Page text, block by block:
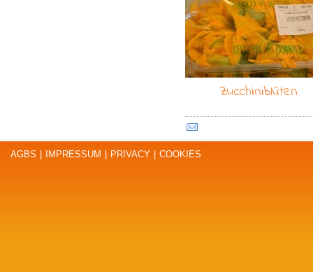
Zucchiniblüten
AGBS IMPRESSUM PRIVACY COOKIES